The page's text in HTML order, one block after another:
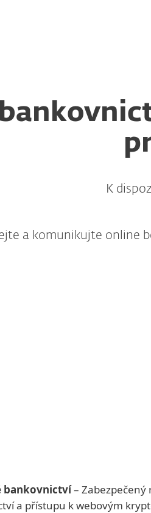
K
a komunikujte online
bankovnictví– Zabezpečený
a přístupu k webovým